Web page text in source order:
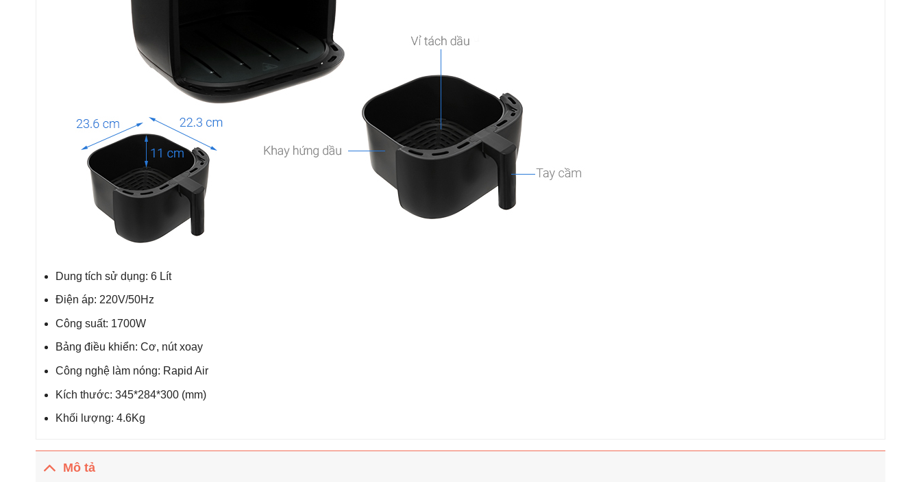
Dung tích sử dụng: 6 Lít
Điện áp: 220V/50Hz
Công suất: 1700W
Bảng điều khiển: Cơ, nút xoay
Công nghệ làm nóng: Rapid Air
Kích thước: 345*284*300 (mm)
Khối lượng: 4.6Kg
Mô tả